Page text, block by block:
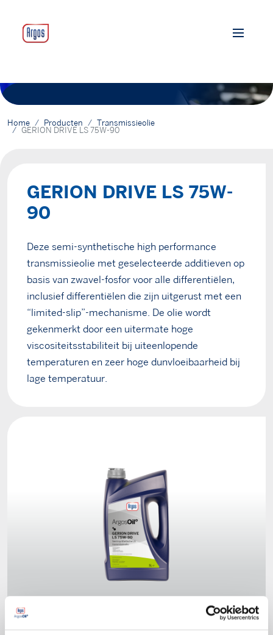
Home Producten
Transmissieolie
GERION DRIVE LS 75W-90
GERION DRIVE LS 75W-
90
Deze semi-synthetische high performance
transmissieolie met geselecteerde additieven op
basis van zwavel-fosfor voor alle differentiëlen,
inclusief differentiëlen die zijn uitgerust met een
“limited-slip”-mechanisme. De olie wordt
gekenmerkt door een uitermate hoge
viscositeitsstabiliteit bij uiteenlopende
temperaturen en zeer hoge dunvloeibaarheid bij
lage temperatuur.